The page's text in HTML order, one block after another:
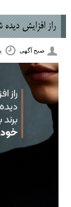
راز افزایش دیده
صبح آگهی